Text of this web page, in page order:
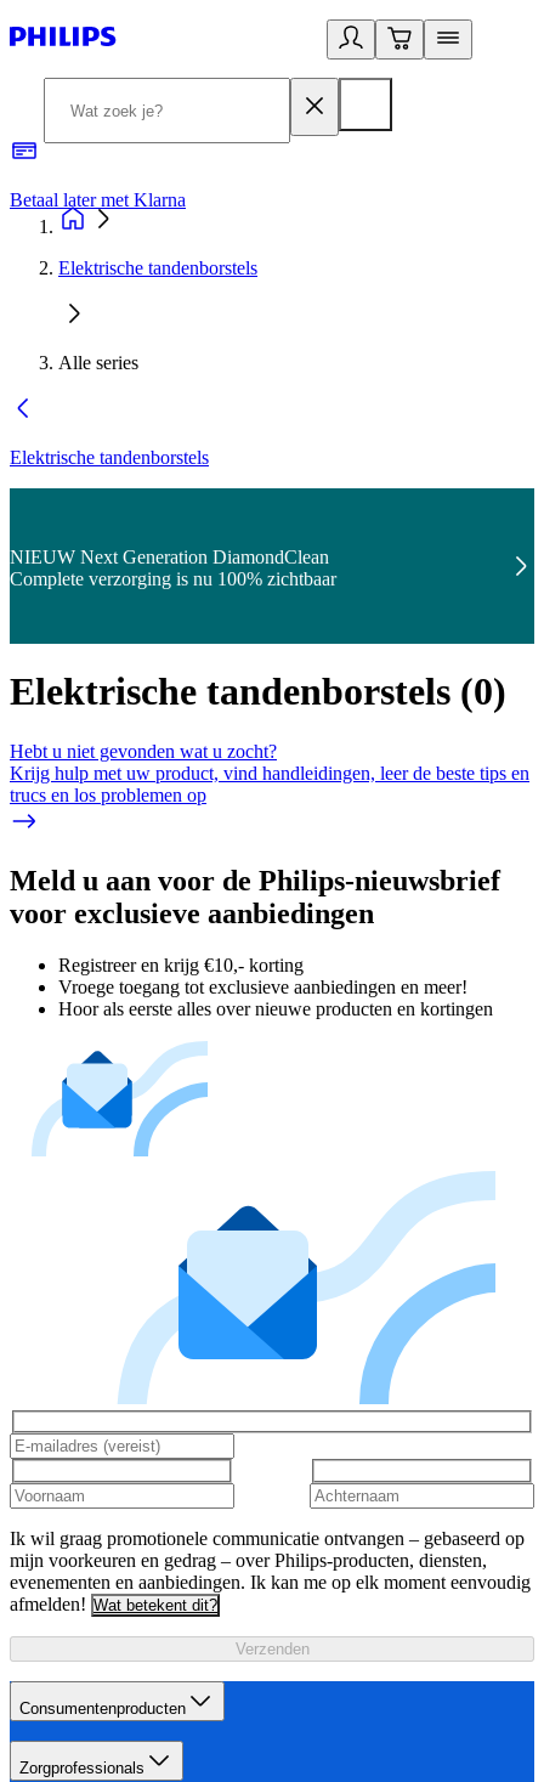
Betaal later met Klarna
Elektrische tandenborstels
Alle series
Elektrische tandenborstels
NIEUW Next Generation DiamondClean
Complete verzorging is nu 100% zichtbaar
Elektrische tandenborstels (0)
Hebt u niet gevonden wat u zocht?
Krijg hulp met uw product, vind handleidingen, leer de beste tips en
trucs en los problemen op
Meld u aan voor de Philips-nieuwsbrief
voor exclusieve aanbiedingen
Registreer en krijg €10,- korting
Vroege toegang tot exclusieve aanbiedingen en meer!
Hoor als eerste alles over nieuwe producten en kortingen
Ik wil graag promotionele communicatie ontvangen – gebaseerd op
mijn voorkeuren en gedrag – over Philips-producten, diensten,
evenementen en aanbiedingen. Ik kan me op elk moment eenvoudig
afmelden! Wat betekent dit?
Verzenden
Consumentenproducten
Zorgprofessionals